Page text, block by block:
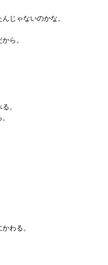
じゃないのかな。
ら。
。
わる。